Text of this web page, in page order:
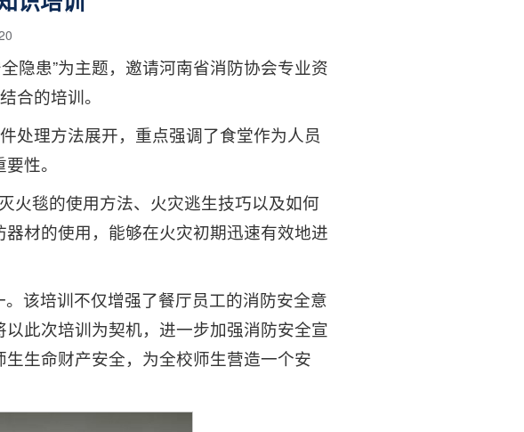
隐患”为主题，邀请河南省消防协会专业资
合的培训。
处理方法展开，重点强调了食堂作为人员
性。
火毯的使用方法、火灾逃生技巧以及如何
材的使用，能够在火灾初期迅速有效地进
该培训不仅增强了餐厅员工的消防安全意
此次培训为契机，进一步加强消防安全宣
生命财产安全，为全校师生营造一个安